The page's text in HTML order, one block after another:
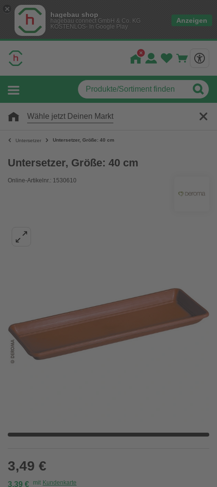
hagebau shop
hagebau connect GmbH & Co. KG
KOSTENLOS- In Google Play
Anzeigen
Wähle jetzt Deinen Markt
Untersetzer Untersetzer, Größe: 40 cm
Untersetzer, Größe: 40 cm
Online-Artikelnr.: 1530610
3,49 €
3,39 € mit Kundenkarte